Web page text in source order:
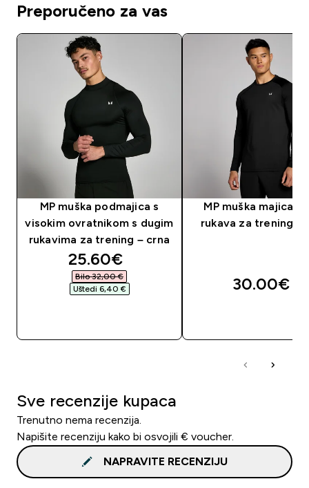
Preporučeno za vas
MP muška podmajica s
visokim ovratnikom s dugim
rukavima za trening – crna
discounted price
25.60€‎
Bilo 32,00 €‎
Uštedi 6,40 €‎
MP muška majica
rukava za trening –
30.00€‎
Sve recenzije kupaca
Trenutno nema recenzija.
Napišite recenziju kako bi osvojili € voucher.
NAPRAVITE RECENZIJU